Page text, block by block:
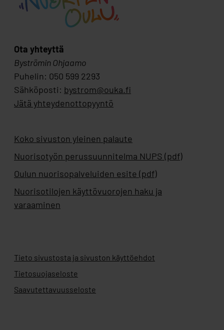
Ota yhteyttä
Byströmin Ohjaamo
Puhelin: 050 599 2293
Sähköposti: bystrom@ouka.fi
Jätä yhteydenottopyyntö
Koko sivuston yleinen palaute
Nuorisotyön perussuunnitelma NUPS (pdf)
Oulun nuorisopalveluiden esite (pdf)
Nuorisotilojen käyttövuorojen haku ja
varaaminen
Tieto sivustosta ja sivuston käyttöehdot
Tietosuojaseloste
Saavutettavuusseloste